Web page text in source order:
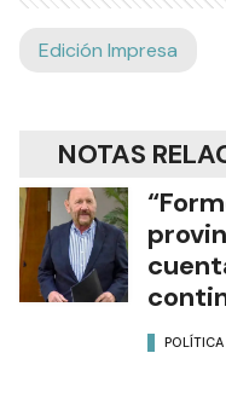
Edición Impresa
NOTAS
POLÍTICA